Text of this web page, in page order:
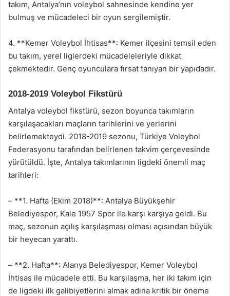
takım, Antalya’nın voleybol sahnesinde kendine yer
bulmuş ve mücadeleci bir oyun sergilemiştir.
4. **Kemer Voleybol İhtisas**: Kemer ilçesini temsil eden
bu takım, yerel liglerdeki mücadeleleriyle dikkat
çekmektedir. Genç oyunculara fırsat tanıyan bir yapıdadır.
2018-2019 Voleybol Fikstürü
Antalya voleybol fikstürü, sezon boyunca takımların
karşılaşacakları maçların tarihlerini ve yerlerini
belirlemekteydi. 2018-2019 sezonu, Türkiye Voleybol
Federasyonu tarafından belirlenen takvim çerçevesinde
yürütüldü. İşte, Antalya takımlarının ligdeki önemli maç
tarihleri:
– **1. Hafta (Ekim 2018)**: Antalya Büyükşehir
Belediyespor, Kale 1957 Spor ile karşı karşıya geldi. Bu
maç, sezonun açılış karşılaşması olması açısından büyük
bir heyecan yarattı.
– **2. Hafta**: Alanya Belediyespor, Kemer Voleybol
İhtisas ile mücadele etti. Bu karşılaşma, her iki takım için
de ligdeki ilk galibiyetlerini almak adına kritik bir öneme